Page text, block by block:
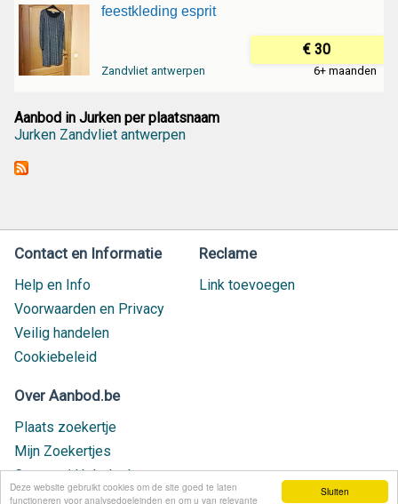
Sluiten
Deze website gebruikt cookies om de site goed te laten
functioneren voor analysedoeleinden en om u van relevante
feestkleding esprit
€ 30
Zandvliet antwerpen 6+ maanden
Aanbod in Jurken per plaatsnaam
Jurken Zandvliet antwerpen
Contact en Informatie
Help en Info
Voorwaarden en Privacy
Veilig handelen
Cookiebeleid
Reclame
Link toevoegen
Over Aanbod.be
Plaats zoekertje
Mijn Zoekertjes
Contact / Helpdesk
Nieuw geplaatst